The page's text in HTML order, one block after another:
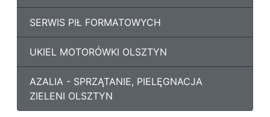
SERWIS PIŁ FORMATOWYCH
UKIEL MOTORÓWKI OLSZTYN
AZALIA - SPRZĄTANIE, PIELĘGNACJA
ZIELENI OLSZTYN